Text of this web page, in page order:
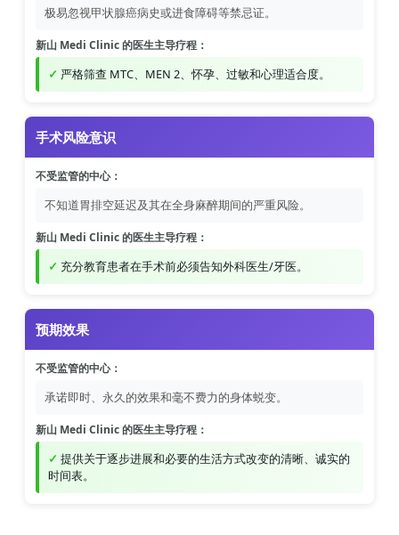
极易忽视甲状腺癌病史或进食障碍等禁忌证。
新山 Medi Clinic 的医生主导疗程：
严格筛查 MTC、MEN 2、怀孕、过敏和心理适合度。
手术风险意识
不受监管的中心：
不知道胃排空延迟及其在全身麻醉期间的严重风险。
新山 Medi Clinic 的医生主导疗程：
充分教育患者在手术前必须告知外科医生/牙医。
预期效果
不受监管的中心：
承诺即时、永久的效果和毫不费力的身体蜕变。
新山 Medi Clinic 的医生主导疗程：
提供关于逐步进展和必要的生活方式改变的清晰、诚实的
时间表。